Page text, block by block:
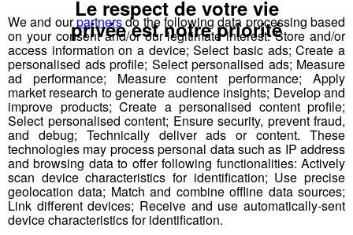
Inscrivez-vous ici
Partager sur Facebook
Partager sur Twitter
We and ourpartnersdo the following data processing based
on your consent and/or our legitimate interest: Store and/or
access information on a device; Select basic ads; Create a
personalised ads profile; Select personalised ads; Measure
ad performance; Measure content performance; Apply
market research to generate audience insights; Develop and
improve products; Create a personalised content profile;
Select personalised content; Ensure security, prevent fraud,
and debug; Technically deliver ads or content. These
technologies may process personal data such as IP address
and browsing data to offer following functionalities: Actively
scan device characteristics for identification; Use precise
geolocation data; Match and combine offline data sources;
Link different devices; Receive and use automatically-sent
device characteristics for identification.
Le respect de votre vie
privée est notre priorité